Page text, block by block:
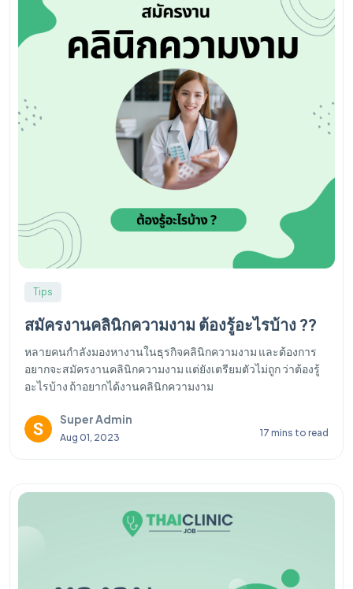
Tips
สมัครงานคลินิกความงาม ต้องรู้อะไรบ้าง ??
หลายคนกำลังมองหางานในธุรกิจคลินิกความงาม และต้องการ
อยากจะสมัครงานคลินิกความงาม แต่ยังเตรียมตัวไม่ถูก ว่าต้องรู้
อะไรบ้าง ถ้าอยากได้งานคลินิกความงาม
Super Admin
Aug 01, 2023 17 mins to read